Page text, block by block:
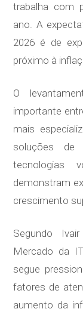
trabalha com
ano. A
2026 é de
próximo à
O
importante
mais
soluções de
tecnologias
demonstram
crescimento
Segundo
Mercado da
segue
fatores de
aumento da